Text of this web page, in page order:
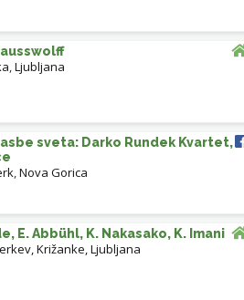
,Ljubljana
sveta: Darko Rundek Kvartet,
,Nova Gorica
E. Abbühl, K. Nakasako, K. Imani
Križanke, Ljubljana